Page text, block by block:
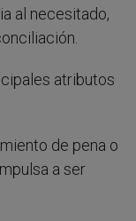
al necesitado,
atributos
de pena o
a ser